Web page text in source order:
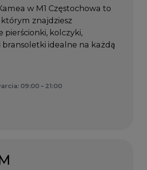
w M1 Częstochowa to
którym znajdziesz
pierścionki, kolczyki,
bransoletki idealne na każdą
09:00 – 21:00